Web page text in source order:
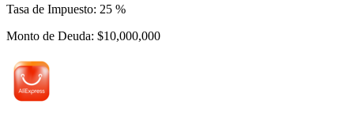
Tasa de Impuesto: 25 %
Monto de Deuda: $10,000,000